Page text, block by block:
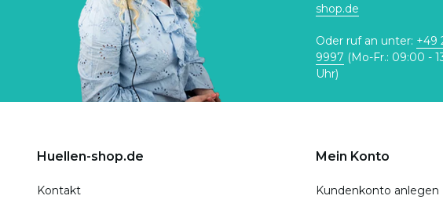
shop.de
Oder ruf an unter: +49
9997 (Mo-Fr.: 09:00 -
Uhr)
Huellen-shop.de
Kontakt
Mein Konto
Kundenkonto anlegen